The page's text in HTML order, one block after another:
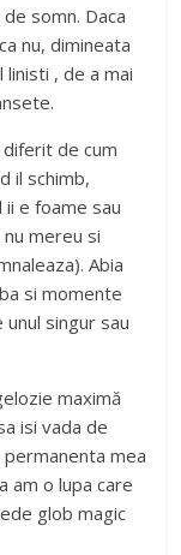
somn. Daca
nu, dimineata
, de a mai
de cum
il schimb,
ii e foame sau
mereu si
Abia
si momente
singur sau
maximă
isi vada de
mea
am o lupa care
glob magic